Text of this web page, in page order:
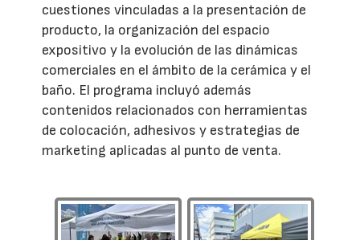
cuestiones vinculadas a la presentación de
producto, la organización del espacio
expositivo y la evolución de las dinámicas
comerciales en el ámbito de la cerámica y el
baño. El programa incluyó además
contenidos relacionados con herramientas
de colocación, adhesivos y estrategias de
marketing aplicadas al punto de venta.